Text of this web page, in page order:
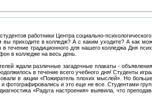
работники Центра социально-
приходите в колледж? А с каким уходите? А как
течение традиционного для нашего колледжа Дня
в колледже на весь день.
ждали различные загадочные плакаты -
в течение всего учебного дня! Студенты
в акции «Пожиратель плохих мыслей». Но
фотографировались и это еще не все. Студентами
«Радуга настроения» выявила, что